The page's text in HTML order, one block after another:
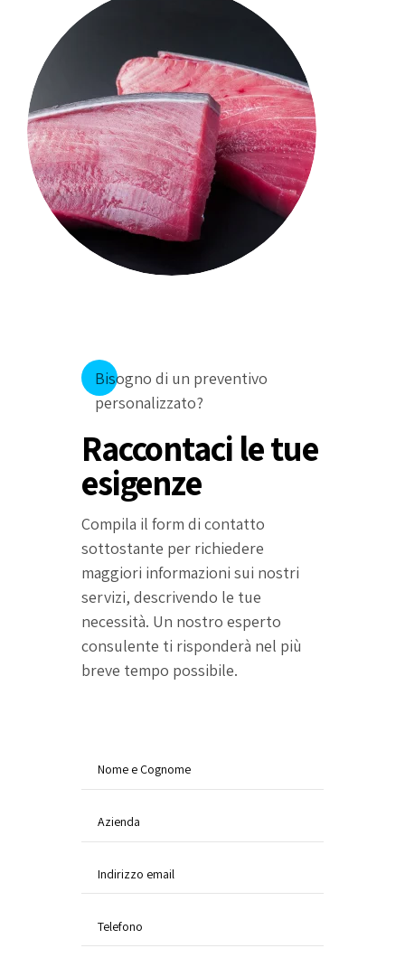
Bisogno di un preventivo
personalizzato?
Raccontaci le tue
esigenze
Compila il form di contatto
sottostante per richiedere
maggiori informazioni sui nostri
servizi, descrivendo le tue
necessità. Un nostro esperto
consulente ti risponderà nel più
breve tempo possibile.